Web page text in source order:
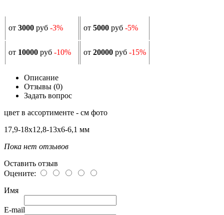
от 3000 руб -3% от 5000 руб -5%
от 10000 руб -10% от 20000 руб -15%
Описание
Отзывы (0)
Задать вопрос
цвет в ассортименте - см фото
17,9-18х12,8-13х6-6,1 мм
Пока нет отзывов
Оставить отзыв
Оцените:
Имя
E-mail